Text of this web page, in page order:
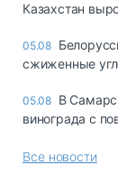
Казахстан
05.08
сжиженные
05.08 В
винограда с
Все новости